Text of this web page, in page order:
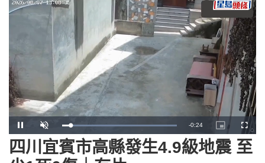
Pause Unmute Loaded:
100.00%
Remaining
Time
-0:23
Picture-
in-
Picture
四川宜賓市高縣發生4.9級地震 至